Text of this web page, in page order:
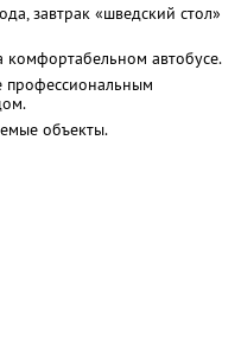
завтрак «шведский стол»
комфортабельном автобусе.
профессиональным
объекты.